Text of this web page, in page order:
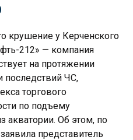
крушение у Керченского
212» — компания
на протяжении
последствий ЧС,
торгового
по подъему
акватории. Об этом, по
представитель